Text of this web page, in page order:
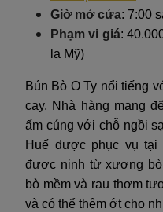
Giờ mở cửa: 7:00
Phạm vi giá:
la Mỹ)
Bún Bò O Ty nổi tiếng
cay. Nhà hàng mang
ấm cúng với chỗ ngồi
Huế được phục vụ
được ninh từ xương
bò mềm và rau thơm
và có thể thêm ớt cho